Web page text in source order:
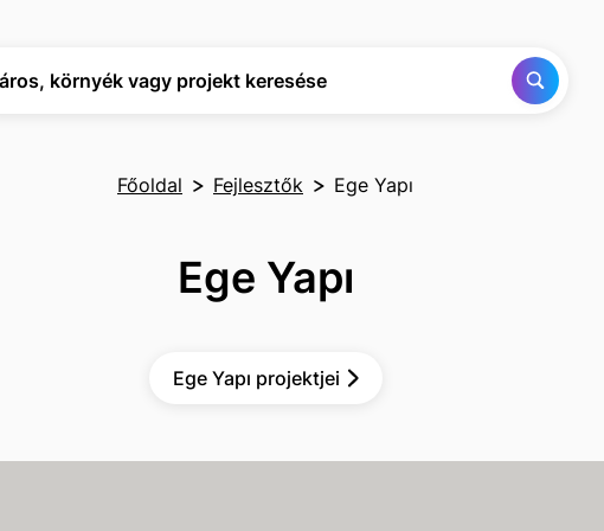
környék vagy projekt keresése
Főoldal Fejlesztők Ege Yapı
Ege Yapı
Ege Yapı projektjei